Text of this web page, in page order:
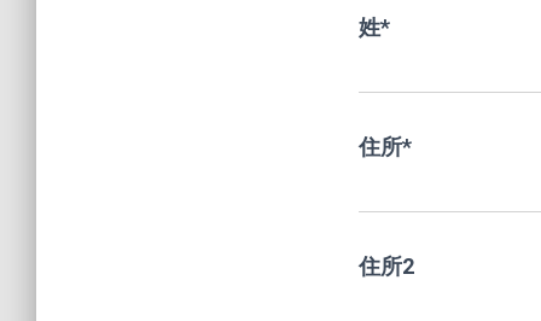
姓*
住所*
住所2